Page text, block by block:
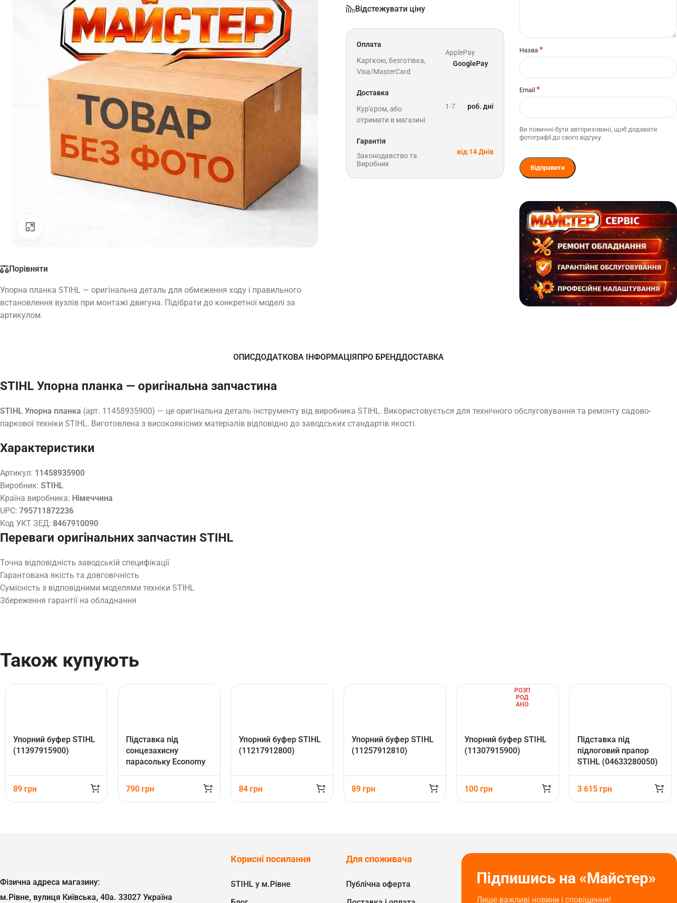
Порівняти
Упорна планка STIHL — оригінальна деталь для обмеження ходу і правильного
встановлення вузлів при монтажі двигуна. Підібрати до конкретної моделі за
артикулом.
Відстежувати ціну
Оплата
Карткою, безготівка,
Visa/MasterCard
ApplePay
GooglePay
Доставка
Кур'єром, або
отримати в магазині
1-7 роб. дні
Гарантія
Законодавство та
Виробник
від 14 Днів
Назва *
Email *
Ви повинні бути авторизовані, щоб додавати
фотографії до свого відгуку.
ОПИСДОДАТКОВА ІНФОРМАЦІЯПРО БРЕНДДОСТАВКА
STIHL Упорна планка — оригінальна запчастина
STIHL Упорна планка (арт. 11458935900) — це оригінальна деталь інструменту від виробника STIHL. Використовується для технічного обслуговування та ремонту садово-
паркової техніки STIHL. Виготовлена з високоякісних матеріалів відповідно до заводських стандартів якості.
Характеристики
Артикул: 11458935900
Виробник: STIHL
Країна виробника: Німеччина
UPC: 795711872236
Код УКТ ЗЕД: 8467910090
Переваги оригінальних запчастин STIHL
Точна відповідність заводській специфікації
Гарантована якість та довговічність
Сумісність з відповідними моделями техніки STIHL
Збереження гарантії на обладнання
Також купують
Упорний буфер STIHL
(11397915900)
89 грн
Підставка під
сонцезахисну
парасольку Economy
790 грн
Упорний буфер STIHL
(11217912800)
84 грн
Упорний буфер STIHL
(11257912810)
89 грн
РОЗП
РОД
АНО
Упорний буфер STIHL
(11307915900)
100 грн
Підставка під
підлоговий прапор
STIHL (04633280050)
3 615 грн
Фізична адреса магазину:
м.Рівне, вулиця Київська, 40а. 33027 Україна
Корисні посилання
STIHL у м.Рівне
Для споживача
Публічна оферта
Підпишись на «Майстер»
Лише важливі новини і сповіщення!